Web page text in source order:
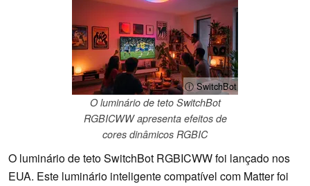
ⓘ SwitchBot
O luminário de teto SwitchBot
RGBICWW apresenta efeitos de
cores dinâmicos RGBIC
O luminário de teto SwitchBot RGBICWW foi lançado nos
EUA. Este luminário inteligente compatível com Matter foi